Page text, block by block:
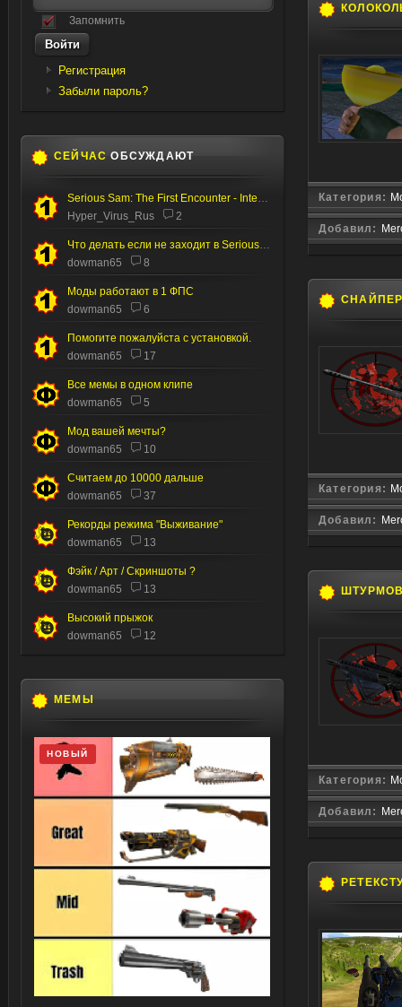
Категория:
Добавил:
Категория:
Добавил:
Категория:
Добавил:
Запомнить
Регистрация
Забыли пароль?
СЕЙЧАС ОБСУЖДАЮТ
Serious Sam: The First Encounter - Internal Test
Hyper_Virus_Rus
2
Что делать если не заходит в Serious editor
dowman65
8
Моды работают в 1 ФПС
dowman65
6
Помогите пожалуйста с установкой.
dowman65
17
Все мемы в одном клипе
dowman65
5
Мод вашей мечты?
dowman65
10
Считаем до 10000 дальше
dowman65
37
Рекорды режима "Выживание"
dowman65
13
Фэйк / Арт / Скриншоты ?
dowman65
13
Высокий прыжок
dowman65
12
МЕМЫ
НОВЫЙ